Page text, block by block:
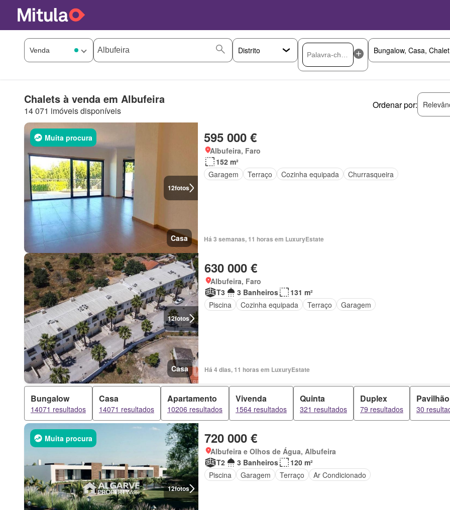
Chalets à venda em Albufeira
14 071 imóveis disponíveis
Ordenar por:
12fotos
Muita procura
Casa
595 000 €
Albufeira, Faro
152 m²
Garagem
Terraço Cozinha equipada Churrasqueira
Há 3 semanas, 11 horas em LuxuryEstate
12fotos
Casa
630 000 €
Albufeira, Faro
T3
3 Banheiros
131 m²
Piscina
Cozinha equipada Terraço Garagem
Há 4 dias, 11 horas em LuxuryEstate
Bungalow
14071 resultados
Casa
14071 resultados
Apartamento
10206 resultados
Vivenda
1564 resultados
Quinta
321 resultados
Duplex
79 resultados
Pavilhão
30
12fotos
Muita procura 720 000 €
Albufeira e Olhos de Água, Albufeira
T2
3 Banheiros
120 m²
Piscina
Garagem Terraço Ar Condicionado